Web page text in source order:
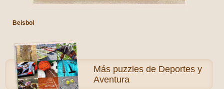
Beisbol
Más puzzles de Deportes y
Aventura